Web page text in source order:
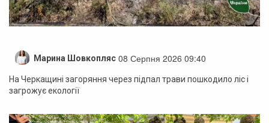
Марина Шовкопляс 08 Серпня 2026 09:40
На Черкащині загоряння через підпал трави пошкодило ліс і
загрожує екології